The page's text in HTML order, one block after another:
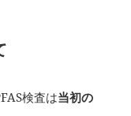
検査は当初の